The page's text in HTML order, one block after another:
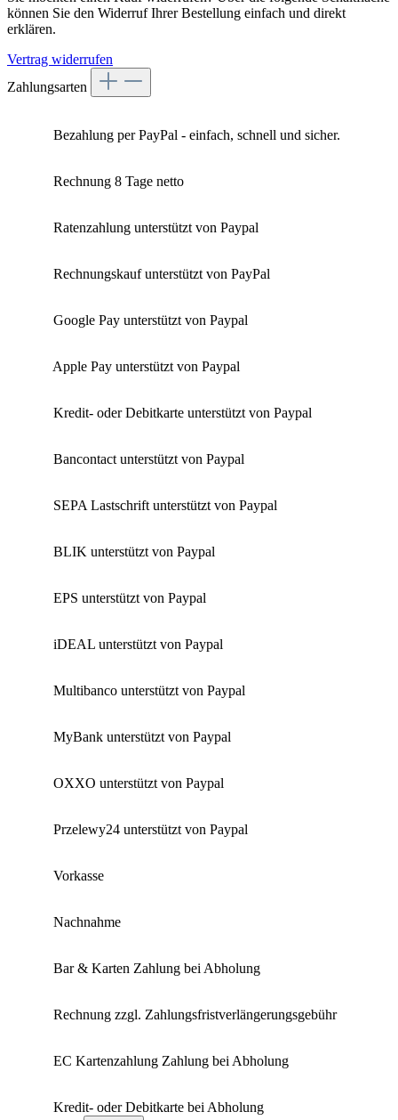
können Sie den Widerruf Ihrer Bestellung einfach und direkt
erklären.
Vertrag widerrufen
Zahlungsarten
Bezahlung per PayPal - einfach, schnell und sicher.
Rechnung 8 Tage netto
Ratenzahlung unterstützt von Paypal
Rechnungskauf unterstützt von PayPal
Google Pay unterstützt von Paypal
Apple Pay unterstützt von Paypal
Kredit- oder Debitkarte unterstützt von Paypal
Bancontact unterstützt von Paypal
SEPA Lastschrift unterstützt von Paypal
BLIK unterstützt von Paypal
EPS unterstützt von Paypal
iDEAL unterstützt von Paypal
Multibanco unterstützt von Paypal
MyBank unterstützt von Paypal
OXXO unterstützt von Paypal
Przelewy24 unterstützt von Paypal
Vorkasse
Nachnahme
Bar & Karten Zahlung bei Abholung
Rechnung zzgl. Zahlungsfristverlängerungsgebühr
EC Kartenzahlung Zahlung bei Abholung
Kredit- oder Debitkarte bei Abholung